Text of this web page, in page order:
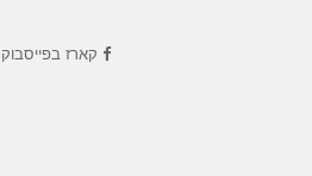
קארז בפייסבוק